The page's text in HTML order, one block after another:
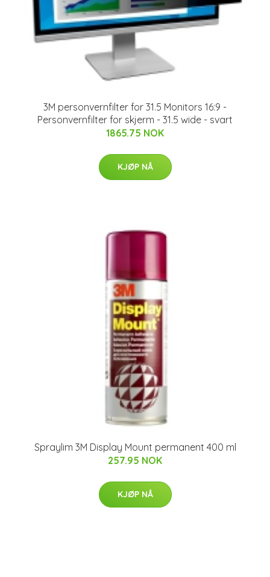
3M personvernfilter for 31.5 Monitors 16:9 -
Personvernfilter for skjerm - 31.5 wide - svart
1865.75 NOK
KJØP NÅ
Spraylim 3M Display Mount permanent 400 ml
257.95 NOK
KJØP NÅ